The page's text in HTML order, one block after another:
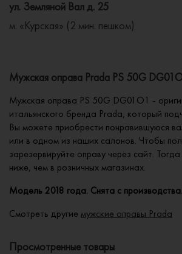
ул. Земляной Вал д. 25
м. «Курская» (2 мин. пешком)
Мужская оправа Prada PS 50G
Мужская оправа PS 50G DG01O1 -
итальянского бренда Prada, который
Вы можете приобрести понравившуюся
или в одном из наших салонов. Чтобы
зарезервируйте оправу через сайт.
ниже, чем в розничных магазинах.
Модель 2018 года. Снята с производства.
Смотреть другие мужские оправы Prada
Просмотренные товары